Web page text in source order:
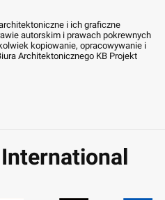
i ich graficzne
autorskim i prawach pokrewnych
kopiowanie, opracowywanie i
Architektonicznego KB Projekt